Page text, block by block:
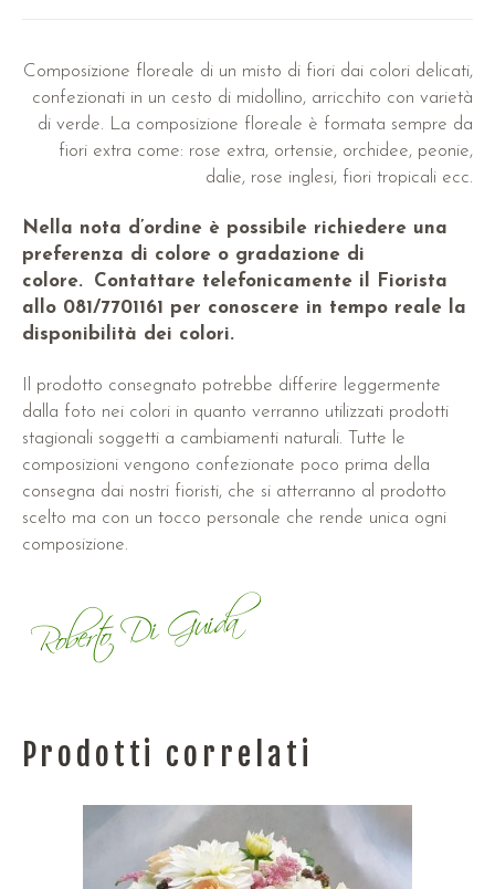
Composizione floreale di un misto di fiori dai colori delicati,
confezionati in un cesto di midollino, arricchito con varietà
di verde. La composizione floreale è formata sempre da
fiori extra come: rose extra, ortensie, orchidee, peonie,
dalie, rose inglesi, fiori tropicali ecc.
Nella nota d’ordine è possibile richiedere una
preferenza di colore o gradazione di
colore.
Contattare telefonicamente il Fiorista
allo 081/7701161 per conoscere in tempo reale la
disponibilità dei colori.
Il prodotto consegnato potrebbe differire leggermente
dalla foto nei colori in quanto verranno utilizzati prodotti
stagionali soggetti a cambiamenti naturali. Tutte le
composizioni vengono confezionate poco prima della
consegna dai nostri fioristi, che si atterranno al prodotto
scelto ma con un tocco personale che rende unica ogni
composizione.
Prodotti correlati